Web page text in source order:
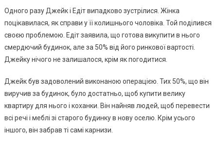
Одного разу Джейк і Едіт випадково зустрілися. Жінка
поцікавилася, як справи у її колишнього чоловіка. Той поділився
своєю проблемою. Едіт заявила, що готова викупити в нього
смердючий будинок, але за 50% від його ринкової вартості.
Джейку нічого не залишалося, крім як погодитися.
Джейк був задоволений виконаною операцією. Тих 50%, що він
виручив за будинок, було достатньо, щоб купити велику
квартиру для нього і коханки. Він найняв людей, щоб перевести
всі речі і меблі зі старого будинку в нову оселю. Крім усього
іншого, він забрав ті самі карнизи.